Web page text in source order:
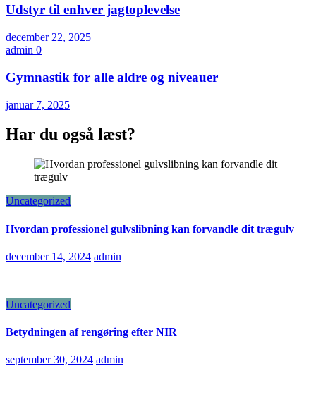
Udstyr til enhver jagtoplevelse
december 22, 2025
admin 0
Gymnastik for alle aldre og niveauer
januar 7, 2025
Har du også læst?
Uncategorized
Hvordan professionel gulvslibning kan forvandle dit trægulv
december 14, 2024 admin
Uncategorized
Betydningen af rengøring efter NIR
september 30, 2024 admin